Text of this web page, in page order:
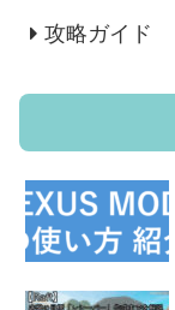
攻略ガイド